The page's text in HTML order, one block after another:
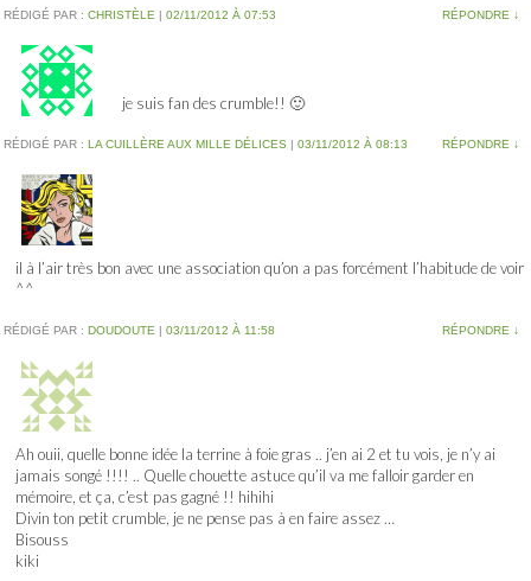
RÉDIGÉ PAR : CHRISTÈLE | 02/11/2012 À 07:53 RÉPONDRE ↓
je suis fan des crumble!! 🙂
RÉDIGÉ PAR : LA CUILLÈRE AUX MILLE DÉLICES | 03/11/2012 À 08:13 RÉPONDRE ↓
il à l’air très bon avec une association qu’on a pas forcément l’habitude de voir
^^
RÉDIGÉ PAR : DOUDOUTE | 03/11/2012 À 11:58 RÉPONDRE ↓
Ah ouii, quelle bonne idée la terrine à foie gras .. j’en ai 2 et tu vois, je n’y ai
jamais songé !!!! .. Quelle chouette astuce qu’il va me falloir garder en
mémoire, et ça, c’est pas gagné !! hihihi
Divin ton petit crumble, je ne pense pas à en faire assez …
Bisouss
kiki